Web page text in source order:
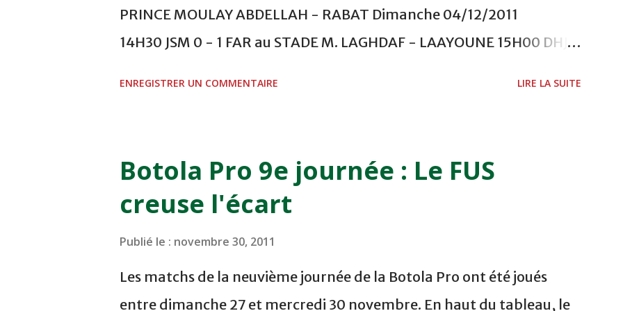
PRINCE MOULAY ABDELLAH - RABAT Dimanche 04/12/2011
14H30 JSM 0 - 1 FAR au STADE M. LAGHDAF - LAAYOUNE 15H00 DHJ 0
COMPLEXE SPORTIF DE FES - FES WAC - MAS Reporté pour cause de
finale de la coupe de la CAF COMPLEXE SPORTIF MOHAMMED
VCASABLANCA
ENREGISTRER UN COMMENTAIRE LIRE LA SUITE
Botola Pro 9e journée : Le FUS
creuse l'écart
Publié le : novembre 30, 2011
Les matchs de la neuvième journée de la Botola Pro ont été joués
entre dimanche 27 et mercredi 30 novembre. En haut du tableau, le